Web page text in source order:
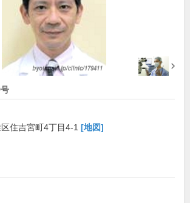
住吉宮町4丁目4-1 [地図]